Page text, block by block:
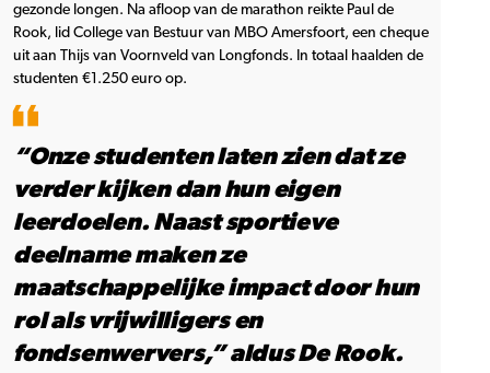
gezonde longen. Na afloop van de marathon reikte Paul de
Rook, lid College van Bestuur van MBO Amersfoort, een cheque
uit aan Thijs van Voornveld van Longfonds. In totaal haalden de
studenten €1.250 euro op.
“Onze studenten laten zien dat ze
verder kijken dan hun eigen
leerdoelen. Naast sportieve
deelname maken ze
maatschappelijke impact door hun
rol als vrijwilligers en
fondsenwervers,” aldus De Rook.